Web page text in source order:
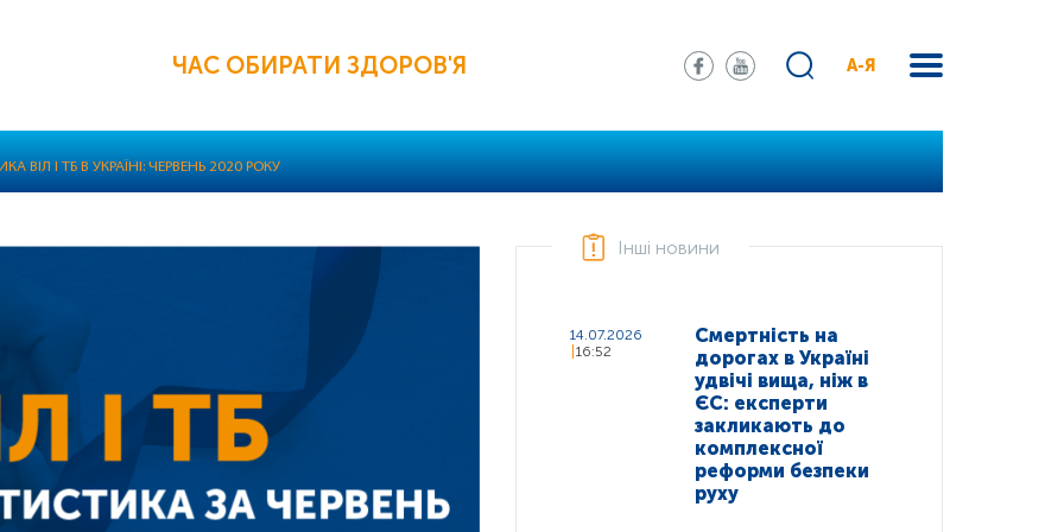
ЧАС ОБИРАТИ ЗДОРОВ'Я А-Я
ВІЛ І ТБ В УКРАЇНІ: ЧЕРВЕНЬ 2020 РОКУ
Інші новини
14.07.2026
16:52
Смертність на
дорогах в Україні
удвічі вища, ніж в
ЄС: експерти
закликають до
комплексної
реформи безпеки
руху